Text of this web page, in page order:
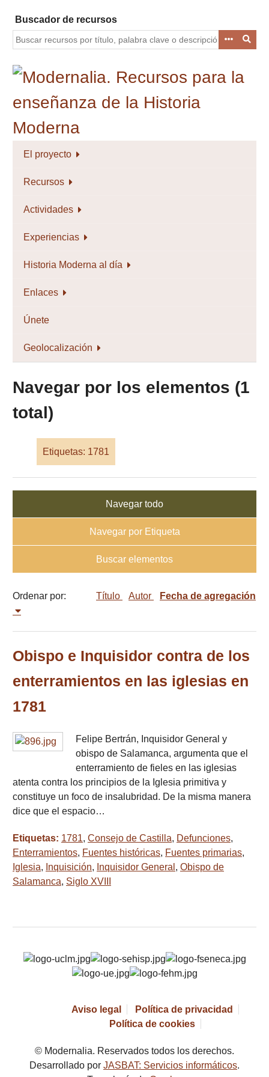
contenido
principal
Buscador de recursos
El proyecto
Recursos
Actividades
Experiencias
Historia Moderna al día
Enlaces
Únete
Geolocalización
Navegar por los elementos (1
total)
Etiquetas: 1781
Navegar todo
Navegar por Etiqueta
Buscar elementos
Ordenar por: Título Autor Fecha de agregación
Obispo e Inquisidor contra de los
enterramientos en las iglesias en
1781
Felipe Bertrán, Inquisidor General y
obispo de Salamanca, argumenta que el
enterramiento de fieles en las iglesias
atenta contra los principios de la Iglesia primitiva y
constituye un foco de insalubridad. De la misma manera
dice que el espacio…
Etiquetas: 1781, Consejo de Castilla, Defunciones,
Enterramientos, Fuentes históricas, Fuentes primarias,
Iglesia, Inquisición, Inquisidor General , Obispo de
Salamanca, Siglo XVIII
Aviso legal
Política de privacidad
Política de cookies
© Modernalia. Reservados todos los derechos.
Desarrollado por JASBAT: Servicios informáticos.